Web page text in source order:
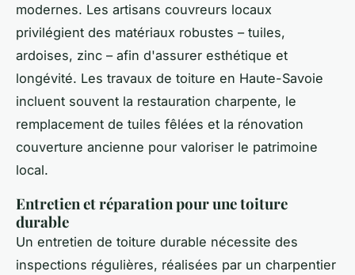
modernes. Les artisans couvreurs locaux
privilégient des matériaux robustes – tuiles,
ardoises, zinc – afin d'assurer esthétique et
longévité. Les travaux de toiture en Haute-Savoie
incluent souvent la restauration charpente, le
remplacement de tuiles fêlées et la rénovation
couverture ancienne pour valoriser le patrimoine
local.
Entretien et réparation pour une toiture
durable
Un entretien de toiture durable nécessite des
inspections régulières, réalisées par un charpentier